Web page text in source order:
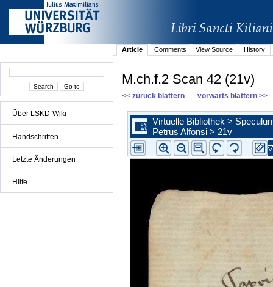
Über LSKD-Wiki
Handschriften
Letzte Änderungen
Hilfe
Article Comments View Source History
M.ch.f.2 Scan 42 (21v)
<< zurück blättern vorwärts blättern >>